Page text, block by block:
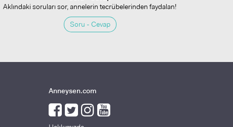
Aklındaki soruları sor, annelerin tecrübelerinden faydalan!
Soru - Cevap
Anneysen.com